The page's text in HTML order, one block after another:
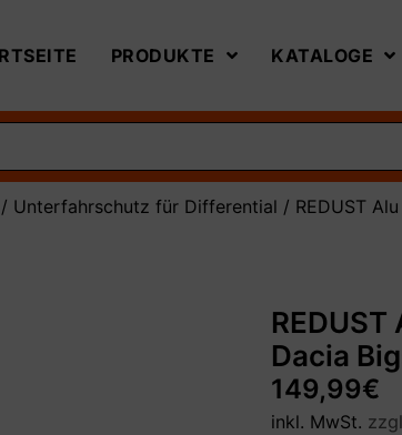
PRODUKTE KATALOGE
Unterfahrschutz für Differential / REDUST
Dacia
149,99€
inkl. MwSt.